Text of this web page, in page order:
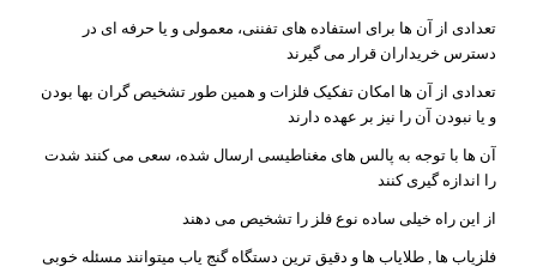
تعدادی از آن ها برای استفاده های تفننی، معمولی و یا حرفه ای در
دسترس خریداران قرار می گیرند
تعدادی از آن ها امکان تفکیک فلزات و همین طور تشخیص گران بها بودن
و یا نبودن آن را نیز بر عهده دارند
آن ها با توجه به پالس های مغناطیسی ارسال شده، سعی می کنند شدت
را اندازه گیری کنند
از این راه خیلی ساده نوع فلز را تشخیص می دهند
فلزیاب ها , طلایاب ها و دقیق ترین دستگاه گنج یاب میتوانند مسئله خوبی